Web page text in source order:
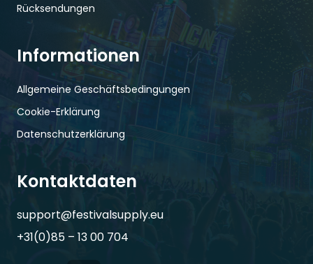
Rücksendungen
Informationen
Allgemeine Geschäftsbedingungen
Cookie-Erklärung
Datenschutzerklärung
Kontaktdaten
support@festivalsupply.eu
+31(0)85 – 13 00 704